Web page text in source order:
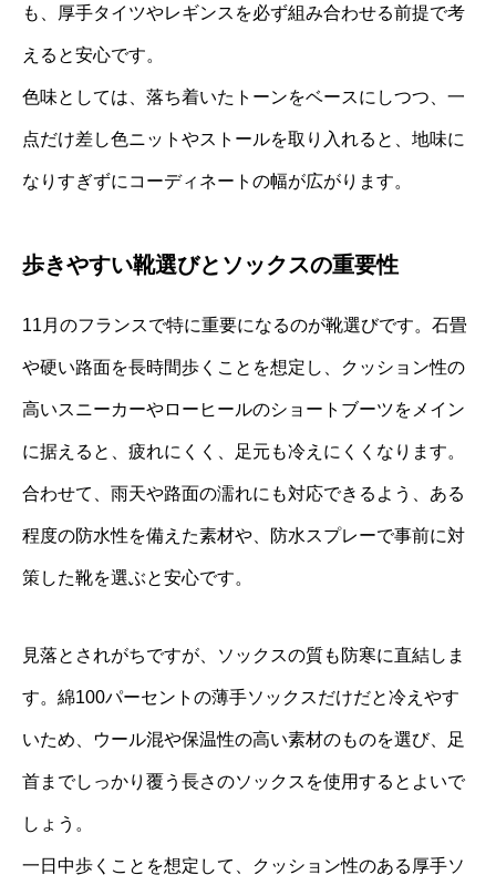
も、厚手タイツやレギンスを必ず組み合わせる前提で考
えると安心です。
色味としては、落ち着いたトーンをベースにしつつ、一
点だけ差し色ニットやストールを取り入れると、地味に
なりすぎずにコーディネートの幅が広がります。
歩きやすい靴選びとソックスの重要性
11月のフランスで特に重要になるのが靴選びです。石畳
や硬い路面を長時間歩くことを想定し、クッション性の
高いスニーカーやローヒールのショートブーツをメイン
に据えると、疲れにくく、足元も冷えにくくなります。
合わせて、雨天や路面の濡れにも対応できるよう、ある
程度の防水性を備えた素材や、防水スプレーで事前に対
策した靴を選ぶと安心です。
見落とされがちですが、ソックスの質も防寒に直結しま
す。綿100パーセントの薄手ソックスだけだと冷えやす
いため、ウール混や保温性の高い素材のものを選び、足
首までしっかり覆う長さのソックスを使用するとよいで
しょう。
一日中歩くことを想定して、クッション性のある厚手ソ